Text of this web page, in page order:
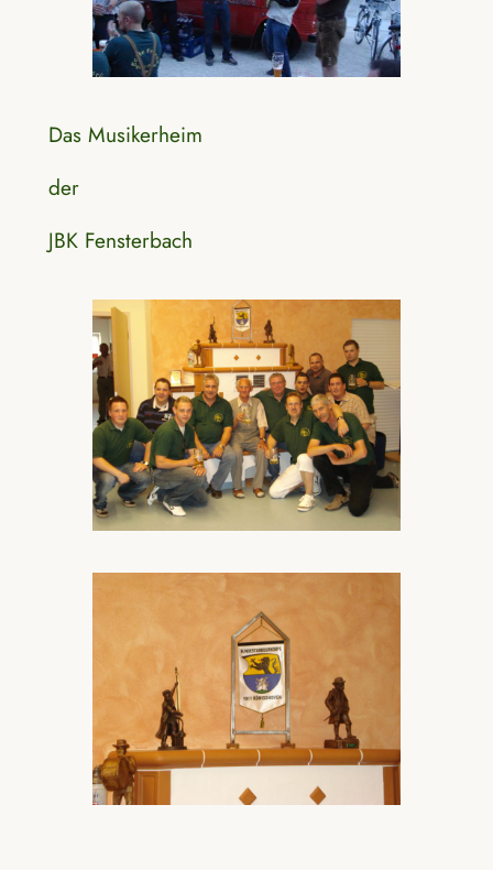
Das Musikerheim
der
JBK Fensterbach